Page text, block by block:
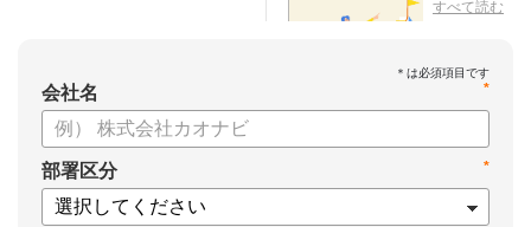
すべて読む
・OKRと従来の目標管理制度
との違い
・OKRを導入、運用するにはどうすればいいのか
・OKRの運用を助けるツール
についてまとめましたので、ぜひお役立てください。
*
会社名
*
部署区分